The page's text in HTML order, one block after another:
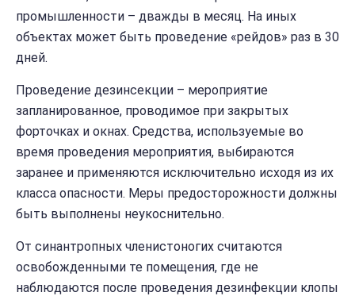
промышленности – дважды в месяц. На иных
объектах может быть проведение «рейдов» раз в 30
дней.
Проведение дезинсекции – мероприятие
запланированное, проводимое при закрытых
форточках и окнах. Средства, используемые во
время проведения мероприятия, выбираются
заранее и применяются исключительно исходя из их
класса опасности. Меры предосторожности должны
быть выполнены неукоснительно.
От синантропных членистоногих считаются
освобожденными те помещения, где не
наблюдаются после проведения дезинфекции клопы